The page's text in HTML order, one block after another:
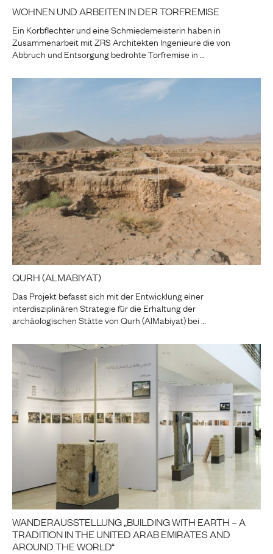
WOHNEN UND ARBEITEN IN DER TORFREMISE
Ein Korbflechter und eine Schmiedemeisterin haben in
Zusammenarbeit mit ZRS Architekten Ingenieure die von
Abbruch und Entsorgung bedrohte Torfremise in …
QURH (ALMABIYAT)
Das Projekt befasst sich mit der Entwicklung einer
interdisziplinären Strategie für die Erhaltung der
archäologischen Stätte von Qurh (AlMabiyat) bei …
WANDERAUSSTELLUNG „BUILDING WITH EARTH – A
TRADITION IN THE UNITED ARAB EMIRATES AND
AROUND THE WORLD“